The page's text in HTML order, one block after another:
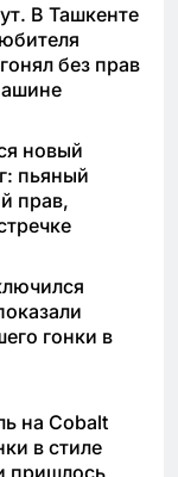
В Ташкенте
без прав
новый
пьяный
прав,
гонки в
на Cobalt
в стиле
пришлось